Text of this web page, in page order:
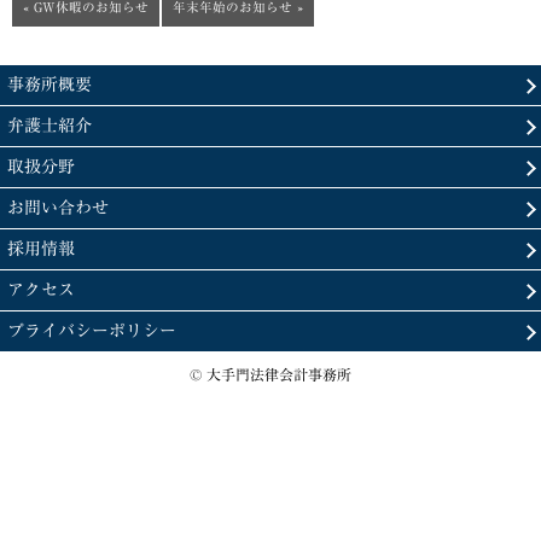
« GW休暇のお知らせ 年末年始のお知らせ »
事務所概要
弁護士紹介
取扱分野
お問い合わせ
採用情報
アクセス
プライバシーポリシー
© 大手門法律会計事務所